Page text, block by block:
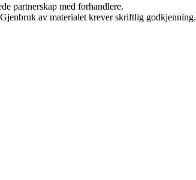
partnerskap med forhandlere.
av materialet krever skriftlig godkjenning.